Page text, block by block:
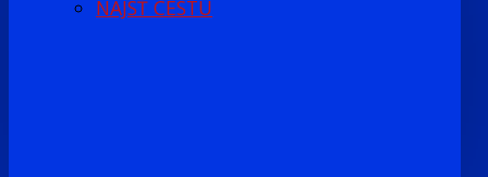
NÁJSŤ CESTU